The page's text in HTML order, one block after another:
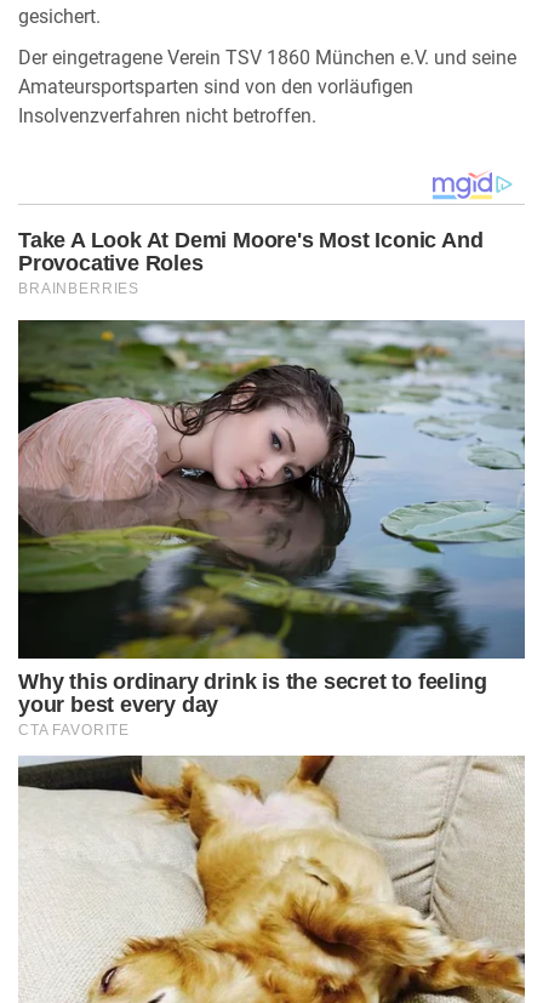
gesichert.
Der eingetragene Verein TSV 1860 München e.V. und seine
Amateursportsparten sind von den vorläufigen
Insolvenzverfahren nicht betroffen.